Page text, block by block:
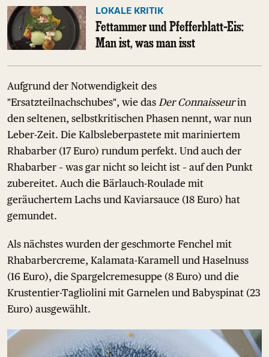
LOKALE KRITIK
Fettammer und Pfefferblatt-Eis:
Man ist, was man isst
Aufgrund der Notwendigkeit des
"Ersatzteilnachschubes", wie das Der Connaisseurin
den seltenen, selbstkritischen Phasen nennt, war nun
Leber-Zeit. Die Kalbsleberpastete mit mariniertem
Rhabarber (17 Euro) rundum perfekt. Und auch der
Rhabarber – was gar nicht so leicht ist – auf den Punkt
zubereitet. Auch die Bärlauch-Roulade mit
geräuchertem Lachs und Kaviarsauce (18 Euro) hat
gemundet.
Als nächstes wurden der geschmorte Fenchel mit
Rhabarbercreme, Kalamata-Karamell und Haselnuss
(16 Euro), die Spargelcremesuppe (8 Euro) und die
Krustentier-Tagliolini mit Garnelen und Babyspinat (23
Euro) ausgewählt.